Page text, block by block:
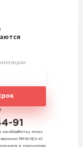
91
на обработку моих
№152-ФЗ «О
и принимаю